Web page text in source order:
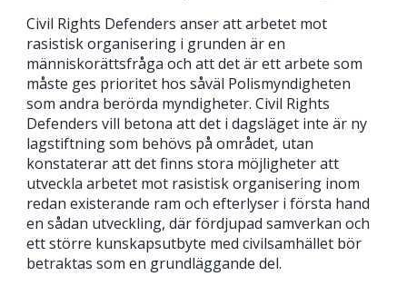
Civil Rights Defenders anser att arbetet mot
rasistisk organisering i grunden är en
människorättsfråga och att det är ett arbete som
måste ges prioritet hos såväl Polismyndigheten
som andra berörda myndigheter. Civil Rights
Defenders vill betona att det i dagsläget inte är ny
lagstiftning som behövs på området, utan
konstaterar att det finns stora möjligheter att
utveckla arbetet mot rasistisk organisering inom
redan existerande ram och efterlyser i första hand
en sådan utveckling, där fördjupad samverkan och
ett större kunskapsutbyte med civilsamhället bör
betraktas som en grundläggande del.